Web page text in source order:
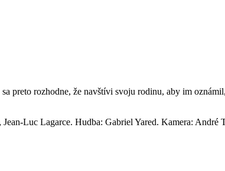
preto rozhodne, že navštívi svoju rodinu, aby im
Luc Lagarce. Hudba: Gabriel Yared. Kamera: